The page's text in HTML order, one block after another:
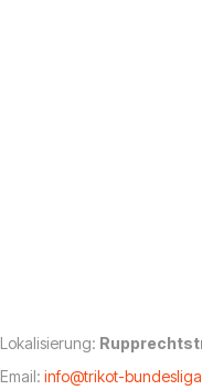
Lokalisierung:
Email: info@trikot-